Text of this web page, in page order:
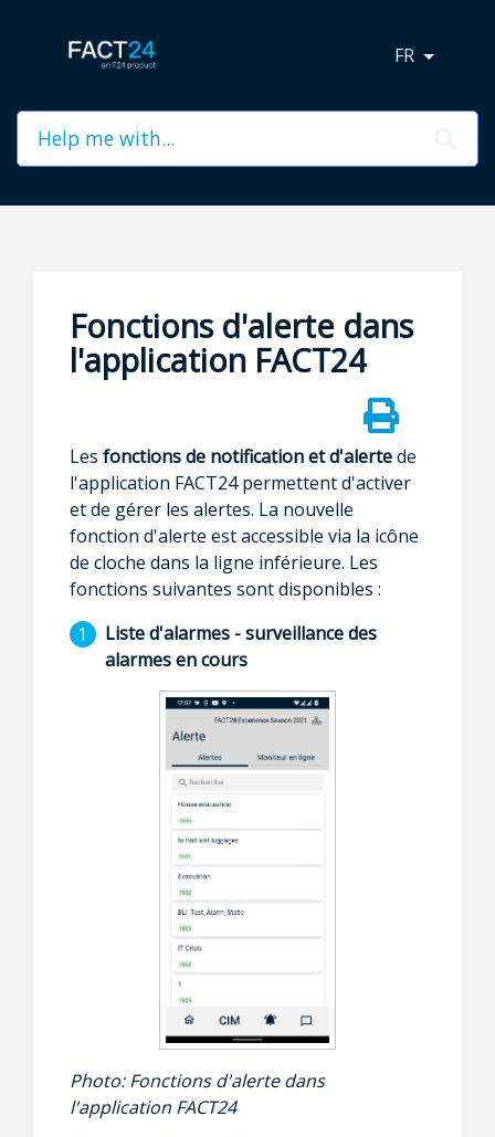
FR
Fonctions d'alerte dans
l'application FACT24
Les fonctions de notification et d'alertede
l'application FACT24 permettent d'activer
et de gérer les alertes. La nouvelle
fonction d'alerte est accessible via la icône
de cloche dans la ligne inférieure. Les
fonctions suivantes sont disponibles :
Liste d'alarmes - surveillance des
alarmes en cours
Photo: Fonctions d'alerte dans
l'application FACT24